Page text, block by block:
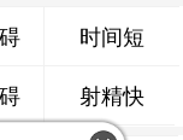
时间短
射精快